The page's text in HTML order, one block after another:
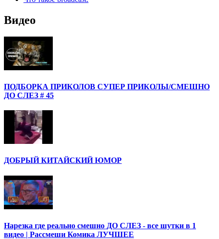
Видео
ПОДБОРКА ПРИКОЛОВ СУПЕР ПРИКОЛЫ/СМЕШНО
ДО СЛЕЗ # 45
ДОБРЫЙ КИТАЙСКИЙ ЮМОР
Нарезка где реально смешно ДО СЛЕЗ - все шутки в 1
видео | Рассмеши Комика ЛУЧШЕЕ